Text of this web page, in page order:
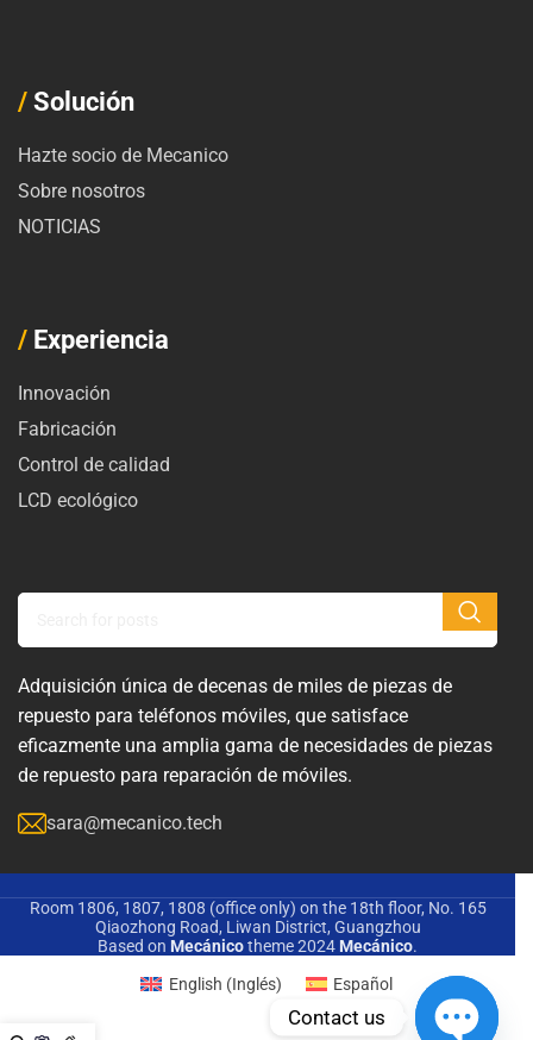
/ Solución
Hazte socio de Mecanico
Sobre nosotros
NOTICIAS
/ Experiencia
Innovación
Fabricación
Control de calidad
LCD ecológico
Adquisición única de decenas de miles de piezas de
repuesto para teléfonos móviles, que satisface
eficazmente una amplia gama de necesidades de piezas
de repuesto para reparación de móviles.
sara@mecanico.tech
Room 1806, 1807, 1808 (office only) on the 18th floor, No. 165
Qiaozhong Road, Liwan District, Guangzhou
Based on Mecánicotheme2024Mecánico.
English (Inglés) Español
Contact us